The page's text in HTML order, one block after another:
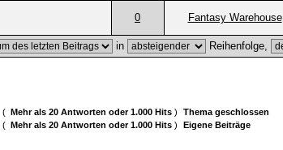
0 Fantasy Warehouse
in Reihenfolge,
( Mehr als 20 Antworten oder 1.000 Hits)
Thema geschlossen
( Mehr als 20 Antworten oder 1.000 Hits) Eigene Beiträge